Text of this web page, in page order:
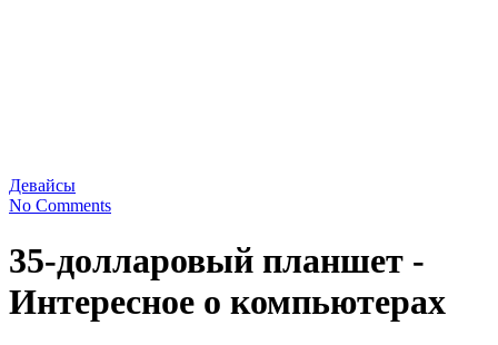
Девайсы
No Comments
35-долларовый планшет -
Интересное о компьютерах